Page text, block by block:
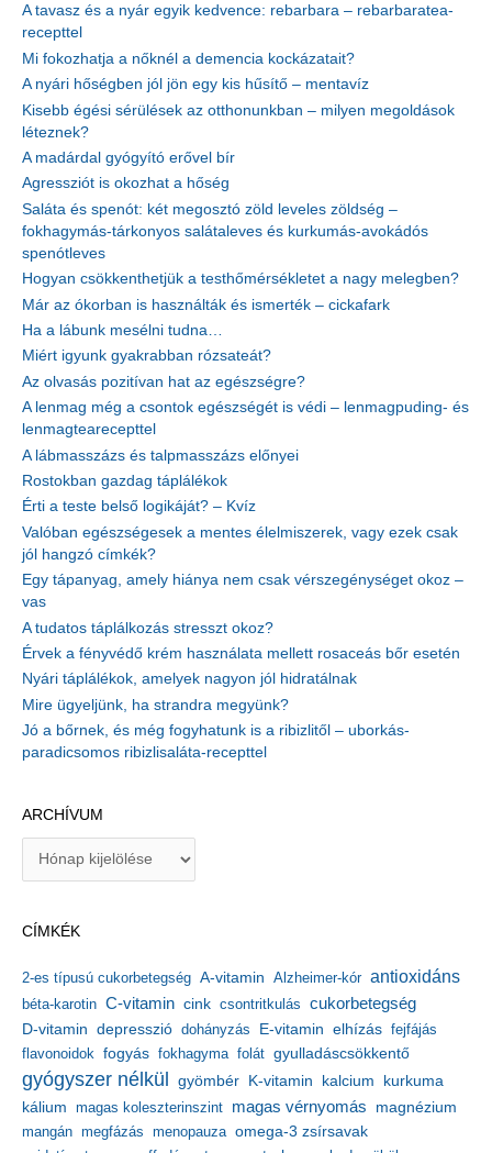
A tavasz és a nyár egyik kedvence: rebarbara – rebarbaratea-
recepttel
Mi fokozhatja a nőknél a demencia kockázatait?
A nyári hőségben jól jön egy kis hűsítő – mentavíz
Kisebb égési sérülések az otthonunkban – milyen megoldások
léteznek?
A madárdal gyógyító erővel bír
Agressziót is okozhat a hőség
Saláta és spenót: két megosztó zöld leveles zöldség –
fokhagymás-tárkonyos salátaleves és kurkumás-avokádós
spenótleves
Hogyan csökkenthetjük a testhőmérsékletet a nagy melegben?
Már az ókorban is használták és ismerték – cickafark
Ha a lábunk mesélni tudna…
Miért igyunk gyakrabban rózsateát?
Az olvasás pozitívan hat az egészségre?
A lenmag még a csontok egészségét is védi – lenmagpuding- és
lenmagtearecepttel
A lábmasszázs és talpmasszázs előnyei
Rostokban gazdag táplálékok
Érti a teste belső logikáját? – Kvíz
Valóban egészségesek a mentes élelmiszerek, vagy ezek csak
jól hangzó címkék?
Egy tápanyag, amely hiánya nem csak vérszegénységet okoz –
vas
A tudatos táplálkozás stresszt okoz?
Érvek a fényvédő krém használata mellett rosaceás bőr esetén
Nyári táplálékok, amelyek nagyon jól hidratálnak
Mire ügyeljünk, ha strandra megyünk?
Jó a bőrnek, és még fogyhatunk is a ribizlitől – uborkás-
paradicsomos ribizlisaláta-recepttel
ARCHÍVUM
í
u
m
CÍMKÉK
2-es típusú cukorbetegség A-vitamin Alzheimer-kór antioxidáns
béta-karotin C-vitamin cink csontritkulás cukorbetegség
D-vitamin depresszió dohányzás E-vitamin elhízás fejfájás
flavonoidok fogyás fokhagyma folát gyulladáscsökkentő
gyógyszer nélkül gyömbér K-vitamin kalcium kurkuma
kálium magas koleszterinszint magas vérnyomás magnézium
mangán megfázás menopauza omega-3 zsírsavak